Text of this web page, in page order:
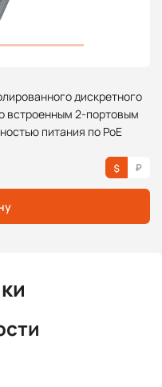
дискретного
встроенным 2-портовым
питания по PoE